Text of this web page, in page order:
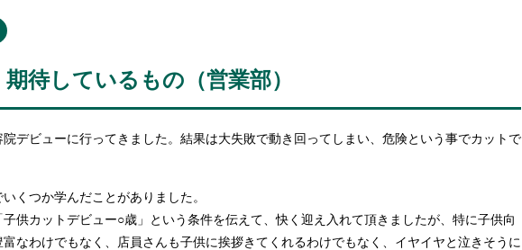
待しているもの（営業部）
デビューに行ってきました。結果は大失敗で動き回ってしまい、危険という事でカットで
くつか学んだことがありました。
供カットデビュー○歳」という条件を伝えて、快く迎え入れて頂きましたが、特に子供向
なわけでもなく、店員さんも子供に挨拶きてくれるわけでもなく、イヤイヤと泣きそうに